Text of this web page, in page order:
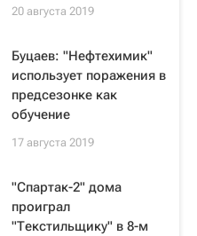
20 августа 2019
Буцаев: "Нефтехимик"
использует поражения в
предсезонке как
обучение
17 августа 2019
"Спартак-2" дома
проиграл
"Текстильщику" в 8-м